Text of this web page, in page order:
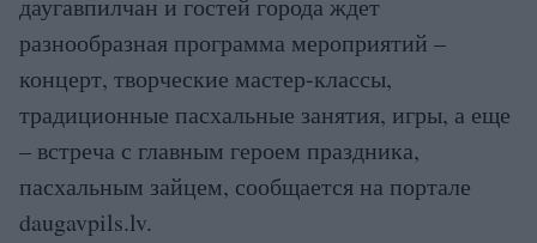
разнообразная программа мероприятий –
концерт, творческие мастер-классы,
традиционные пасхальные занятия, игры, а еще
– встреча с главным героем праздника,
пасхальным зайцем, сообщается на портале
daugavpils.lv.